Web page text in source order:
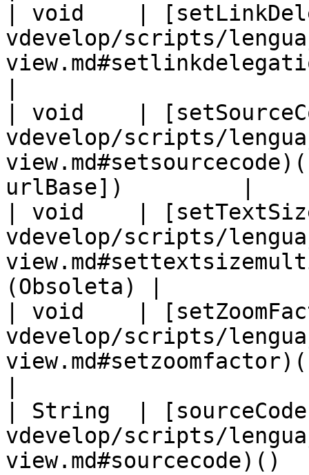
| void    |
vdevelop/scripts/
| void    |
vdevelop/scripts/
urlBase])         |
| void    |
vdevelop/scripts/
(Obsoleta) |
| void    |
vdevelop/scripts/
| String  |
vdevelop/scripts/
view.md#sourcecode)()